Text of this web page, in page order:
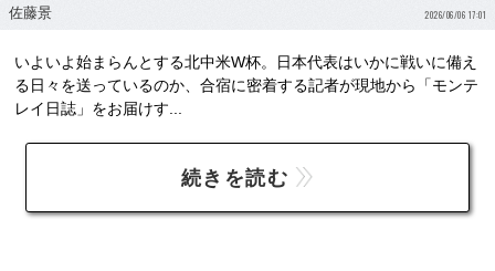
佐藤景 2026/06/06 17:01
いよいよ始まらんとする北中米W杯。日本代表はいかに戦いに備え
る日々を送っているのか、合宿に密着する記者が現地から「モンテ
レイ日誌」をお届けす...
続きを読む